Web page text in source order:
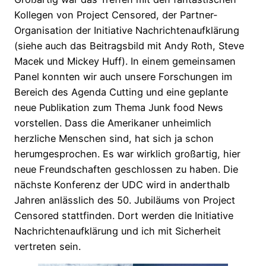
Kollegen von Project Censored, der Partner-
Organisation der Initiative Nachrichtenaufklärung
(siehe auch das Beitragsbild mit Andy Roth, Steve
Macek und Mickey Huff). In einem gemeinsamen
Panel konnten wir auch unsere Forschungen im
Bereich des Agenda Cutting und eine geplante
neue Publikation zum Thema Junk food News
vorstellen. Dass die Amerikaner unheimlich
herzliche Menschen sind, hat sich ja schon
herumgesprochen. Es war wirklich großartig, hier
neue Freundschaften geschlossen zu haben. Die
nächste Konferenz der UDC wird in anderthalb
Jahren anlässlich des 50. Jubiläums von Project
Censored stattfinden. Dort werden die Initiative
Nachrichtenaufklärung und ich mit Sicherheit
vertreten sein.